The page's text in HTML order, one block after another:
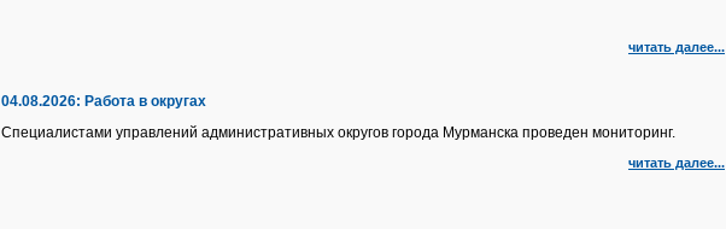
читать далее...
04.08.2026: Работа в округах
Специалистами управлений административных округов города Мурманска проведен мониторинг.
читать далее...